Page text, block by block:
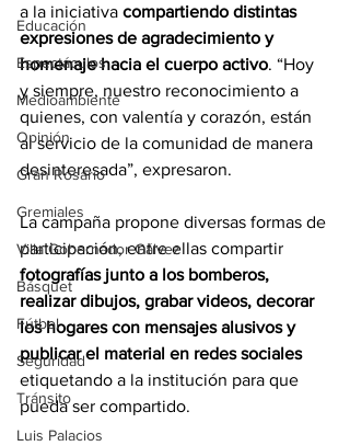
Educación
Espectáculos
Medioambiente
Opinión
Gran Rosario
Gremiales
Villa Gobernador Gálvez
Básquet
Fútbol
Seguridad
Tránsito
Luis Palacios
a la iniciativa compartiendo distintas
expresiones de agradecimiento y
homenaje hacia el cuerpo activo. “Hoy
y siempre, nuestro reconocimiento a
quienes, con valentía y corazón, están
al servicio de la comunidad de manera
desinteresada”, expresaron.
La campaña propone diversas formas de
participación, entre ellas compartir
fotografías junto a los bomberos,
realizar dibujos, grabar videos, decorar
los hogares con mensajes alusivos y
publicar el material en redes sociales
etiquetando a la institución para que
pueda ser compartido.